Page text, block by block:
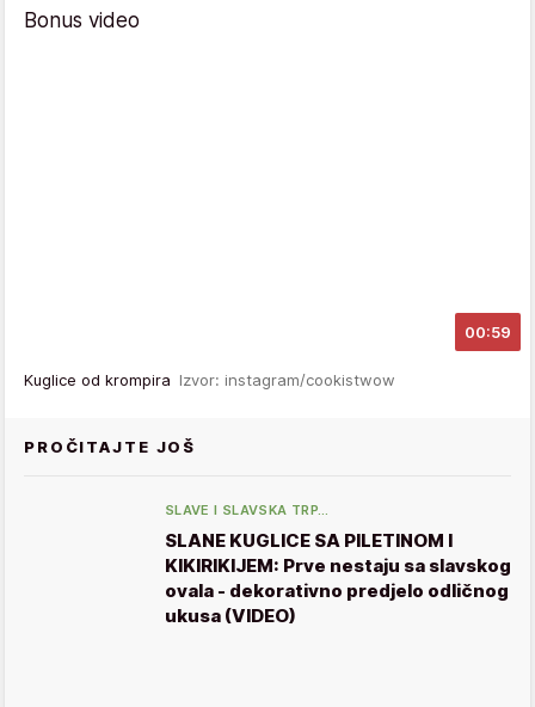
Bonus video
00:59
Kuglice od krompira Izvor: instagram/cookistwow
PROČITAJTE JOŠ
SLAVE I SLAVSKA TRP…
SLANE KUGLICE SA PILETINOM I
KIKIRIKIJEM: Prve nestaju sa slavskog
ovala - dekorativno predjelo odličnog
ukusa (VIDEO)